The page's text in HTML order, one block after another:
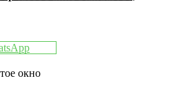
окно